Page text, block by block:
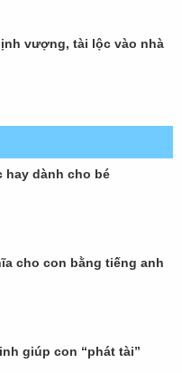
vượng, tài lộc vào nhà
hay dành cho bé
cho con bằng tiếng anh
giúp con “phát tài”